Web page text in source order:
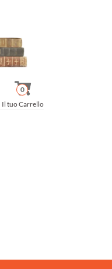
Il tuo Carrello
0